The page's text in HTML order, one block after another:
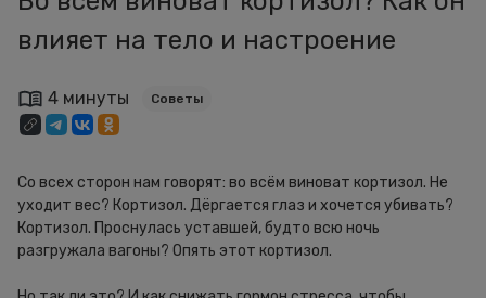
влияет на тело и настроение
4 минуты Советы
Со всех сторон нам говорят: во всём виноват кортизол. Не
уходит вес? Кортизол. Дёргается глаз и хочется убивать?
Кортизол. Проснулась уставшей, будто всю ночь
разгружала вагоны? Опять этот кортизол.